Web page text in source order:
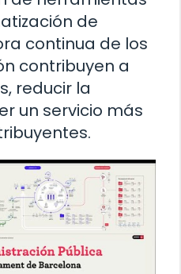
de
continua de los
contribuyen a
reducir la
un servicio más